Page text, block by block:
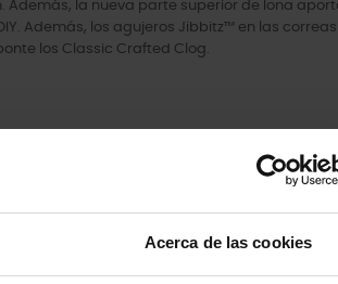
Acerca de las cookies
la nueva parte superior de lona
Además, los agujeros Jibbitz™ en las
los Classic Crafted Clog.